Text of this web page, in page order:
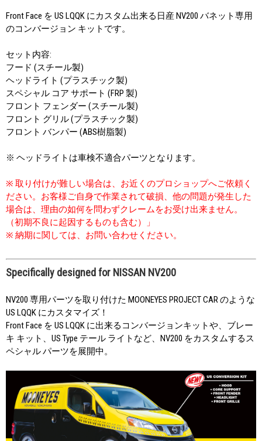
Front Face を US LQQK にカスタム出来る日産 NV200 バネット専用
のコンバージョン キットです。
セット内容:
フード (スチール製)
ヘッドライト (プラスチック製)
スペシャル コア サポート (FRP 製)
フロント フェンダー (スチール製)
フロント グリル (プラスチック製)
フロント バンパー (ABS樹脂製)
※ ヘッドライトは車検不適合パーツとなります。
※ 取り付けが難しい場合は、お近くのプロショップへご依頼く
ださい。お客様ご自身で作業されて破損、他の問題が発生した
場合は、理由の如何を問わずクレームをお受け出来ません。
（初期不良に起因するものも含む）」
※ 納期に関しては、お問い合わせください。
Specifically designed for NISSAN NV200
NV200 専用パーツを取り付けた MOONEYES PROJECT CAR のような
US LQQK にカスタマイズ！
Front Face を US LQQK に出来るコンバージョンキットや、ブレー
キ キット、US Type テール ライトなど、NV200 をカスタムするス
ペシャル パーツを展開中。